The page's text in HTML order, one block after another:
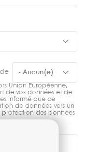
Union Européenne,
de vos données et de
informé que ce
de données vers un
protection des données